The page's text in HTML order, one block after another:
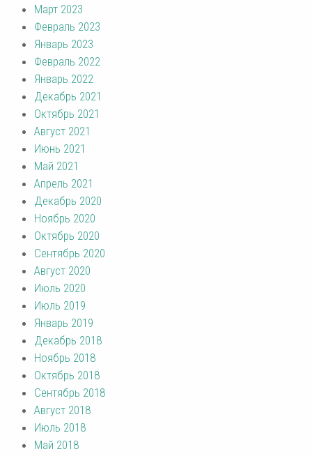
Март 2023
Февраль 2023
Январь 2023
Февраль 2022
Январь 2022
Декабрь 2021
Октябрь 2021
Август 2021
Июнь 2021
Май 2021
Апрель 2021
Декабрь 2020
Ноябрь 2020
Октябрь 2020
Сентябрь 2020
Август 2020
Июль 2020
Июль 2019
Январь 2019
Декабрь 2018
Ноябрь 2018
Октябрь 2018
Сентябрь 2018
Август 2018
Июль 2018
Май 2018